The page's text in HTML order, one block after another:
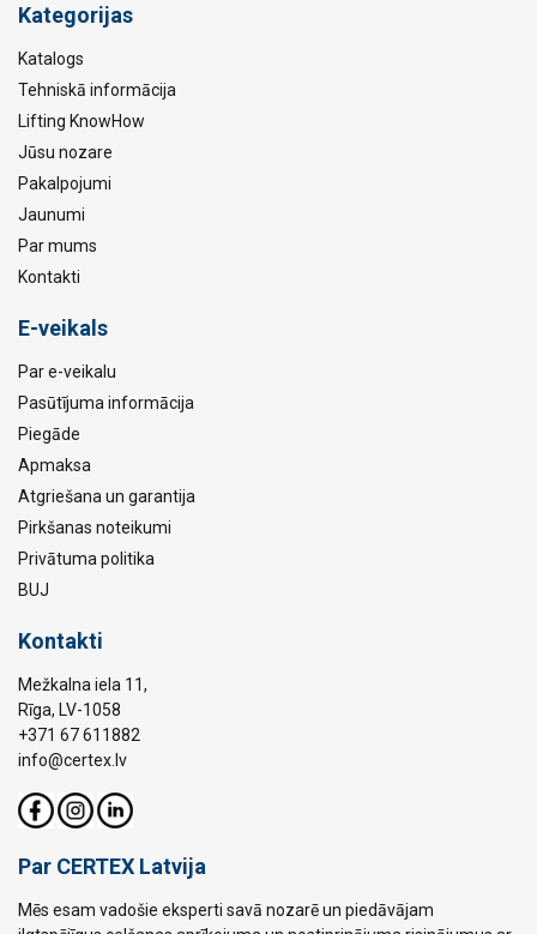
Kategorijas
Katalogs
Tehniskā informācija
Lifting KnowHow
Jūsu nozare
Pakalpojumi
Jaunumi
Par mums
Kontakti
E-veikals
Par e-veikalu
Pasūtījuma informācija
Piegāde
Apmaksa
Atgriešana un garantija
Pirkšanas noteikumi
Privātuma politika
BUJ
Kontakti
Mežkalna iela 11,
Rīga, LV-1058
+371 67 611882
info@certex.lv
Par CERTEX Latvija
Mēs esam vadošie eksperti savā nozarē un piedāvājam